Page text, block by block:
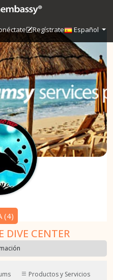
Regístrate Español
(4)
DIVE CENTER
Productos y Servicios